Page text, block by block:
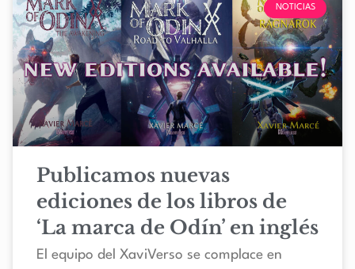
NOTICIAS
Publicamos nuevas
ediciones de los libros de
‘La marca de Odín’ en inglés
El equipo del XaviVerso se complace en